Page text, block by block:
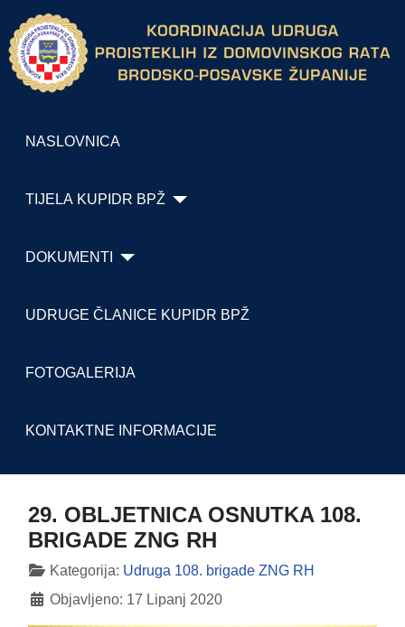
NASLOVNICA
TIJELA KUPIDR BPŽ
DOKUMENTI
UDRUGE ČLANICE KUPIDR BPŽ
FOTOGALERIJA
KONTAKTNE INFORMACIJE
29. OBLJETNICA OSNUTKA 108.
BRIGADE ZNG RH
DetaljiKategorija: Udruga 108. brigade ZNG RH
Objavljeno: 17 Lipanj 2020